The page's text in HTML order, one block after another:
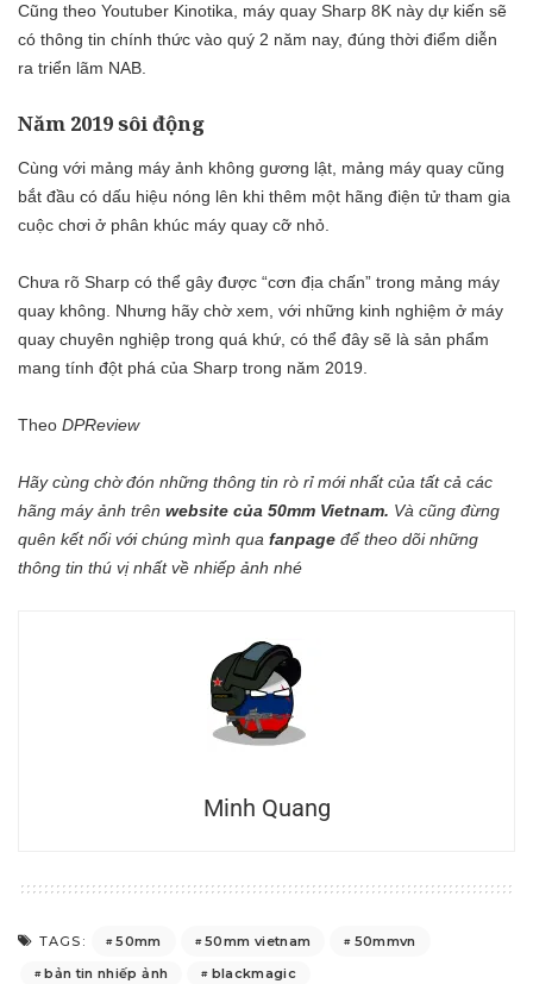
Cũng theo Youtuber Kinotika, máy quay Sharp 8K này dự kiến sẽ
có thông tin chính thức vào quý 2 năm nay, đúng thời điểm diễn
ra triển lãm NAB.
Năm 2019 sôi động
Cùng với mảng máy ảnh không gương lật, mảng máy quay cũng
bắt đầu có dấu hiệu nóng lên khi thêm một hãng điện tử tham gia
cuộc chơi ở phân khúc máy quay cỡ nhỏ.
Chưa rõ Sharp có thể gây được “cơn địa chấn” trong mảng máy
quay không. Nhưng hãy chờ xem, với những kinh nghiệm ở máy
quay chuyên nghiệp trong quá khứ, có thể đây sẽ là sản phẩm
mang tính đột phá của Sharp trong năm 2019.
Theo DPReview
Hãy cùng chờ đón những thông tin rò rỉ mới nhất của tất cả các
hãng máy ảnh trên website của 50mm Vietnam. Và cũng đừng
quên kết nối với chúng mình qua fanpage để theo dõi những
thông tin thú vị nhất về nhiếp ảnh nhé
Minh Quang
TAGS: 50mm 50mm vietnam
50mmvn
bản tin nhiếp ảnh
blackmagic